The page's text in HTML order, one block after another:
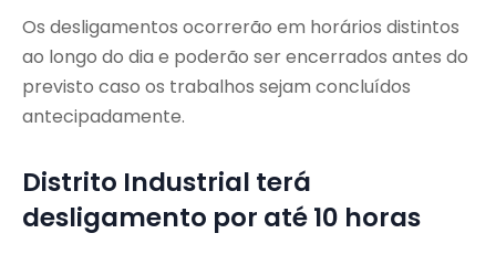
Os desligamentos ocorrerão em horários distintos
ao longo do dia e poderão ser encerrados antes do
previsto caso os trabalhos sejam concluídos
antecipadamente.
Distrito Industrial terá
desligamento por até 10 horas